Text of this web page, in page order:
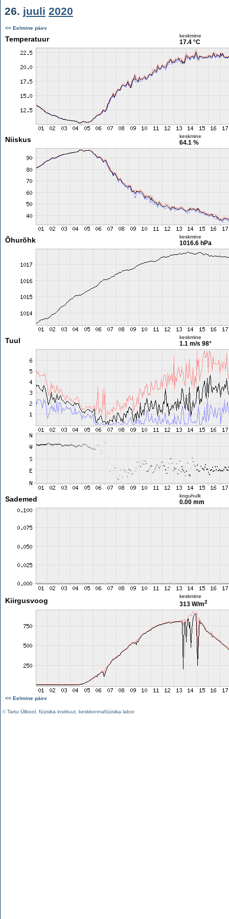
26. juuli 2020
<< Eelmine päev
Temperatuur keskmine
17.4 °C
Niiskus keskmine
64.1 %
Õhurõhk keskmine
1016.6 hPa
Tuul keskmine
1.1 m/s 98°
Sademed koguhulk
0.00 mm
Kiirgusvoog
keskmine
313 W/m2
<< Eelmine päev
©Tartu Ülikool füüsika instituut keskkonnafüüsika labor